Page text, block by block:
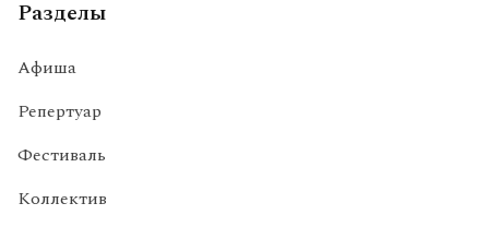
Разделы
Афиша
Репертуар
Фестиваль
Коллектив